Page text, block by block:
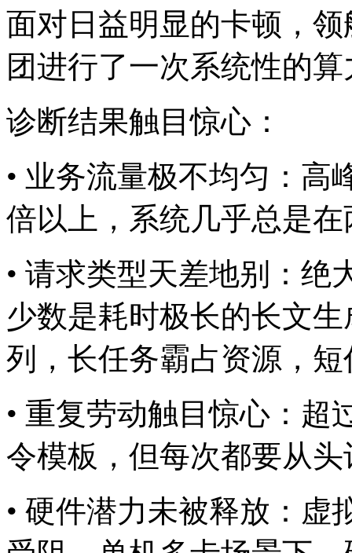
面对日益明显的卡顿
团进行了一次系统性的
诊断结果触目惊心：
• 业务流量极不均匀：
倍以上，系统几乎总是
• 请求类型天差地别：
少数是耗时极长的长文
列，长任务霸占资源
• 重复劳动触目惊心：
令模板，但每次都要从
• 硬件潜力未被释放：